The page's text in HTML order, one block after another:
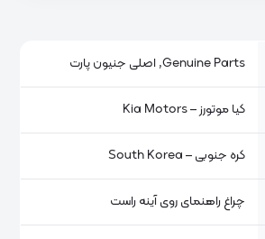
Genuine Parts, اصلی جنیون پارت
کیا موتورز – Kia Motors
کره جنوبی – South Korea
چراغ راهنمای روی آینه راست